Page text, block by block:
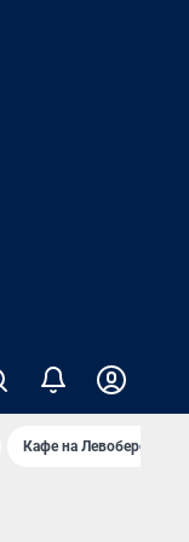
Кафе на Левобережье